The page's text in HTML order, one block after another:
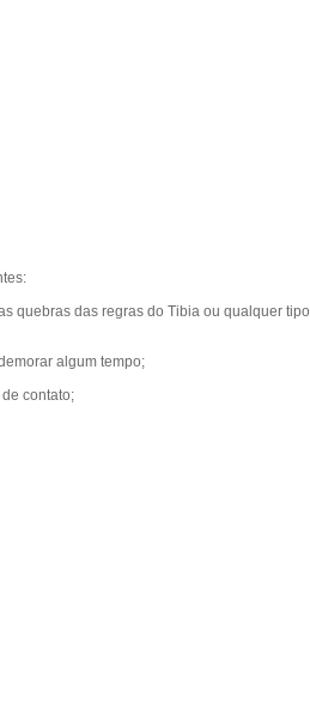
quebras das regras do Tibia ou qualquer tipo
algum tempo;
contato;